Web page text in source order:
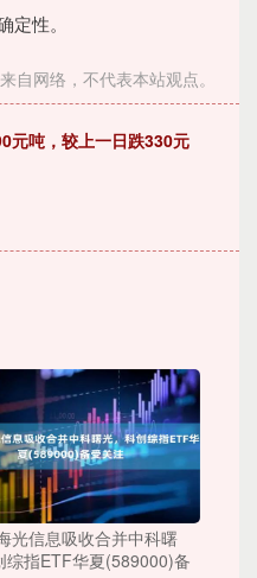
性。
自网络，不代表本站观点。
元吨，较上一日跌330元
光信息吸收合并中科曙
综指ETF华夏(589000)备